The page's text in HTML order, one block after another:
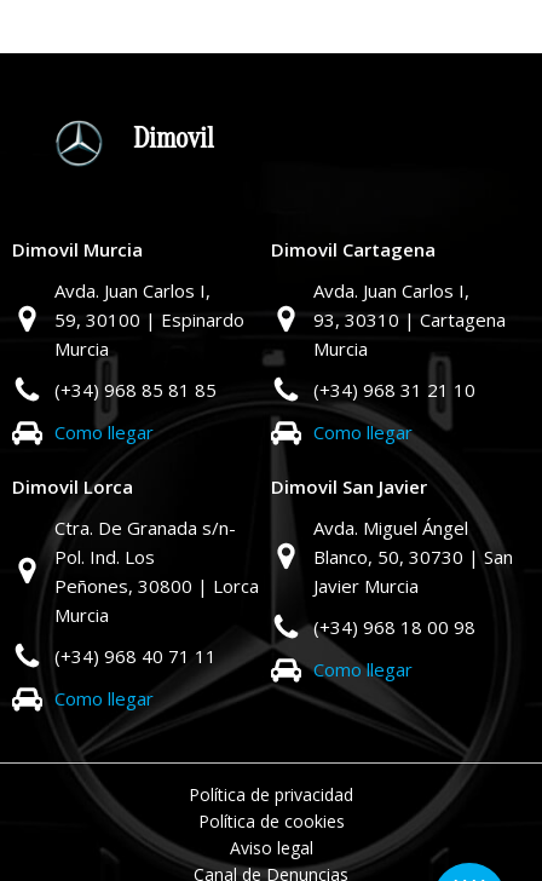
Dimovil
Dimovil Murcia
Avda. Juan Carlos I,
59, 30100 | Espinardo
Murcia
(+34) 968 85 81 85
Como llegar
Dimovil Cartagena
Avda. Juan Carlos I,
93, 30310 | Cartagena
Murcia
(+34) 968 31 21 10
Como llegar
Dimovil Lorca
Ctra. De Granada s/n-
Pol. Ind. Los
Peñones, 30800 | Lorca
Murcia
(+34) 968 40 71 11
Como llegar
Dimovil San Javier
Avda. Miguel Ángel
Blanco, 50, 30730 | San
Javier Murcia
(+34) 968 18 00 98
Como llegar
Política de privacidad
Política de cookies
Aviso legal
Canal de Denuncias